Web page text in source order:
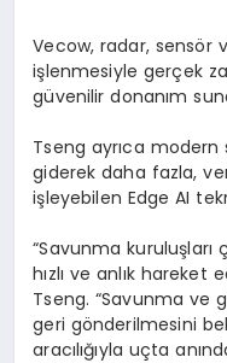
Vecow, radar, sensör
işlenmesiyle gerçek
güvenilir donanım
Tseng ayrıca modern
giderek daha fazla,
işleyebilen Edge AI
“Savunma kuruluşları
hızlı ve anlık hareket
Tseng. “Savunma ve
geri gönderilmesini
aracılığıyla uçta